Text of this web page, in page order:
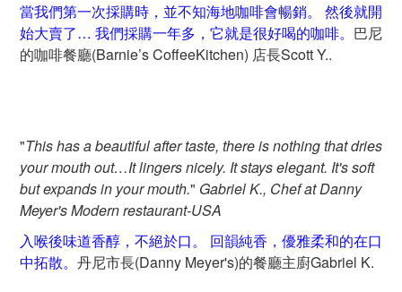
當我們第一次採購時，並不知海地咖啡會暢銷。 然後就開
始大賣了… 我們採購一年多，它就是很好喝的咖啡。 巴尼
的咖啡餐廳(Barnie’s CoffeeKitchen) 店長Scott Y..
"This has a beautiful after taste, there is nothing that dries
your mouth out…It lingers nicely. It stays elegant. It's soft
but expands in your mouth." Gabriel K., Chef at Danny
Meyer's Modern restaurant-USA
入喉後味道香醇，不絕於口。 回韻純香，優雅柔和的在口
中拓散。 丹尼市長(Danny Meyer's)的餐廳主廚Gabriel K.